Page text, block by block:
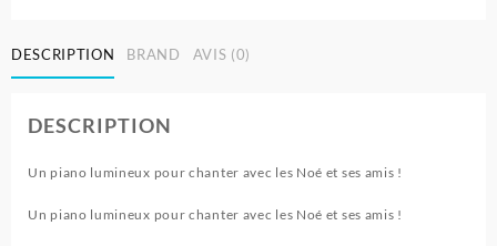
DESCRIPTION BRAND AVIS (0)
DESCRIPTION
Un piano lumineux pour chanter avec les Noé et ses amis !
Un piano lumineux pour chanter avec les Noé et ses amis !